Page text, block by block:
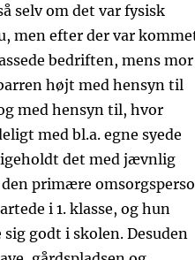
selv om det var fysisk
men efter der var
bedriften, mens mor
højt med hensyn til
med hensyn til, hvor
med bl.a. egne syede
det med jævnlig
primære
i 1. klasse, og hun
godt i skolen. Desuden